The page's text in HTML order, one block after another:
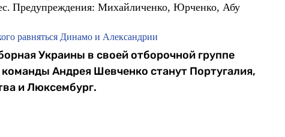
Предупреждения: Михайличенко, Юрченко, Абу
равняться Динамо и Александрии
Украины в своей отборочной группе
Андрея Шевченко станут Португалия,
и Люксембург.